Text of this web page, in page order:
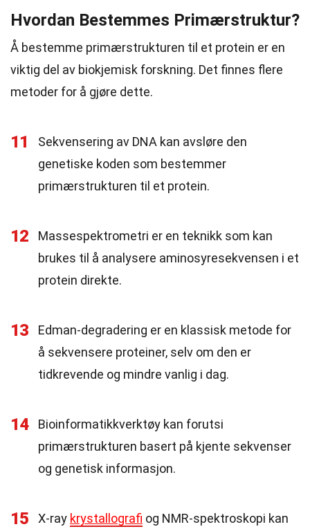
Hvordan Bestemmes Primærstruktur?
Å bestemme primærstrukturen til et protein er en
viktig del av biokjemisk forskning. Det finnes flere
metoder for å gjøre dette.
11
Sekvensering av DNA kan avsløre den
genetiske koden som bestemmer
primærstrukturen til et protein.
12
Massespektrometri er en teknikk som kan
brukes til å analysere aminosyresekvensen i et
protein direkte.
13
Edman-degradering er en klassisk metode for
å sekvensere proteiner, selv om den er
tidkrevende og mindre vanlig i dag.
14
Bioinformatikkverktøy kan forutsi
primærstrukturen basert på kjente sekvenser
og genetisk informasjon.
15 X-ray krystallografi og NMR-spektroskopi kan